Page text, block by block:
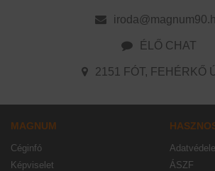
ÉLŐ CHAT
2151 FÓT, FEHÉRKŐ
MAGNUM
Céginfó
Képviselet
ÁSZF